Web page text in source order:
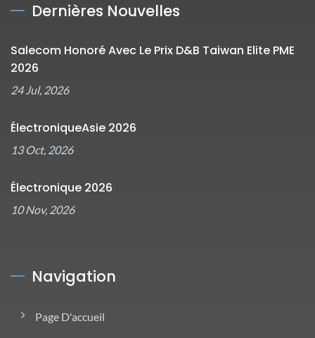
Dernières Nouvelles
Salecom Honoré Avec Le Prix D&B Taiwan Elite PME
2026
24 Jul, 2026
ÉlectroniqueAsie 2026
13 Oct, 2026
Électronique 2026
10 Nov, 2026
Navigation
Page D'accueil